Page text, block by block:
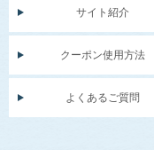
サイト紹介
クーポン使用方法
よくあるご質問